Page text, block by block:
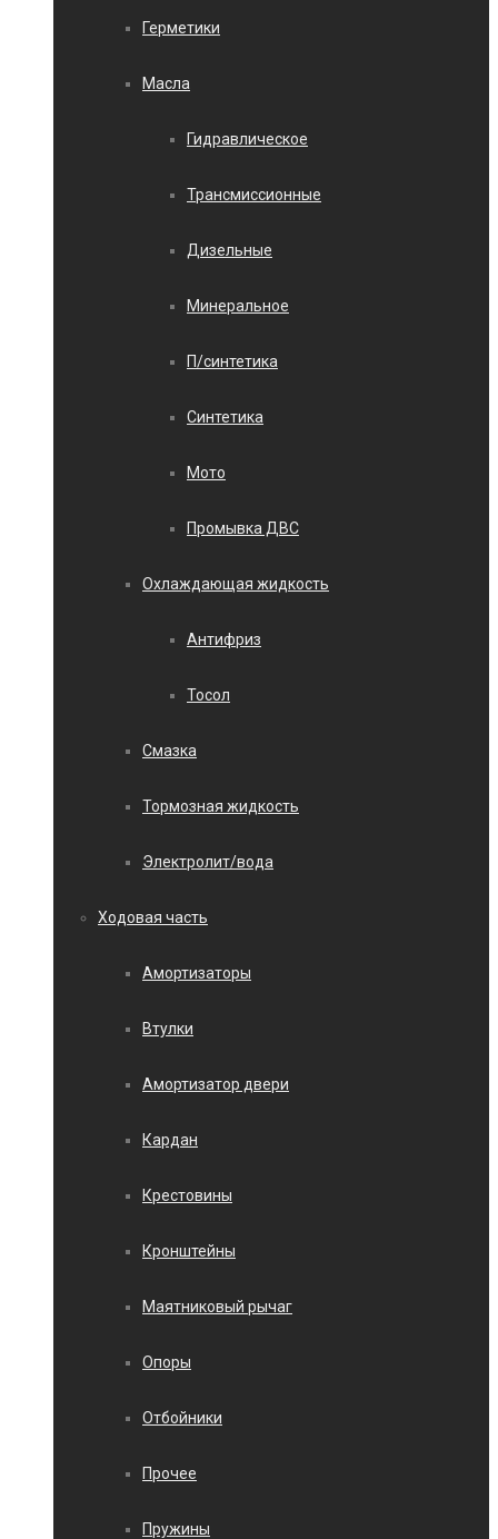
Герметики
Масла
Гидравлическое
Трансмиссионные
Дизельные
Минеральное
П/синтетика
Синтетика
Мото
Промывка ДВС
Охлаждающая жидкость
Антифриз
Тосол
Смазка
Тормозная жидкость
Электролит/вода
Ходовая часть
Амортизаторы
Втулки
Амортизатор двери
Кардан
Крестовины
Кронштейны
Маятниковый рычаг
Опоры
Отбойники
Прочее
Пружины